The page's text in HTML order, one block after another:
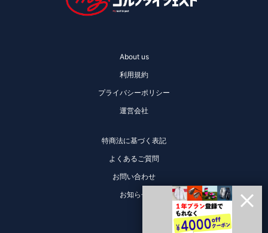
About us
利用規約
プライバシーポリシー
運営会社
特商法に基づく表記
よくあるご質問
お問い合わせ
お知らせ